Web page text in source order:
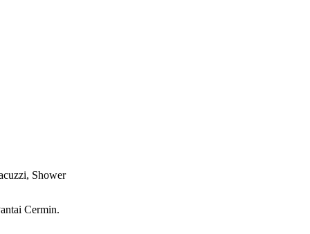
Shower
Cermin.